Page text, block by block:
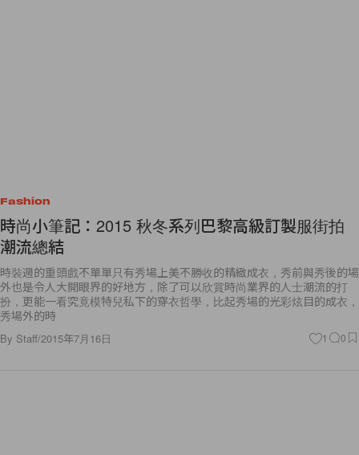
Fashion
時尚小筆記：2015 秋冬系列巴黎高級訂製服街拍
潮流總結
時裝週的重頭戲不單單只有秀場上美不勝收的精緻成衣，秀前與秀後的場
外也是令人大開眼界的好地方，除了可以欣賞時尚業界的人士潮流的打
扮，更能一看究竟模特兒私下的穿衣哲學，比起秀場的光彩炫目的成衣，
秀場外的時
By Staff/2015年7月16日 1 0